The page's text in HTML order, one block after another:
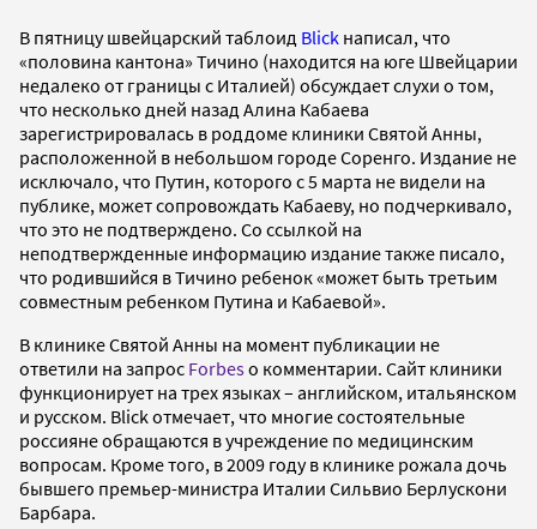
В пятницу швейцарский таблоид Blick написал, что
«половина кантона» Тичино (находится на юге Швейцарии
недалеко от границы с Италией) обсуждает слухи о том,
что несколько дней назад Алина Кабаева
зарегистрировалась в роддоме клиники Святой Анны,
расположенной в небольшом городе Соренго. Издание не
исключало, что Путин, которого с 5 марта не видели на
публике, может сопровождать Кабаеву, но подчеркивало,
что это не подтверждено. Со ссылкой на
неподтвержденные информацию издание также писало,
что родившийся в Тичино ребенок «может быть третьим
совместным ребенком Путина и Кабаевой».
В клинике Святой Анны на момент публикации не
ответили на запрос Forbesо комментарии. Сайт клиники
функционирует на трех языках – английском, итальянском
и русском. Blick отмечает, что многие состоятельные
россияне обращаются в учреждение по медицинским
вопросам. Кроме того, в 2009 году в клинике рожала дочь
бывшего премьер-министра Италии Сильвио Берлускони
Барбара.